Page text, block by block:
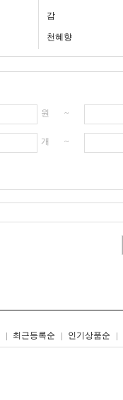
감
천혜향
원 ~
개 ~
최근등록순 인기상품순
리스트형갤러리형